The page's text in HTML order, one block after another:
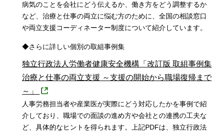
病気のことを会社にどう伝えるか、働き方をどう調整するか
など、治療と仕事の両立に悩む方のために、全国の相談窓口
や両立支援コーディネーター制度について紹介しています。
◆さらに詳しい個別の取組事例集
独立行政法人労働者健康安全機構「改訂版 取組事例集
治療と仕事の両立支援 ～支援の開始から職場復帰まで
～」
人事労務担当者や産業医が実際にどう対応したかを事例で紹
介しており、職場での面談の進め方や会社との連携の工夫な
ど、具体的なヒントを得られます。上記PDFは、独立行政法